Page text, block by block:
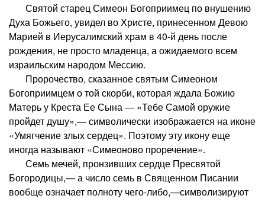
Святой старец Симеон Богоприимец по внушению
Духа Божьего, увидел во Христе, принесенном Девою
Марией в Иерусалимский храм в 40-й день после
рождения, не просто младенца, а ожидаемого всем
израильским народом Мессию.
Пророчество, сказанное святым Симеоном
Богоприимцем о той скорби, которая ждала Божию
Матерь у Креста Ее Сына — «Тебе Самой оружие
пройдет душу»,— символически изображается на иконе
«Умягчение злых сердец». Поэтому эту икону еще
иногда называют «Симеоново проречение».
Семь мечей, пронзивших сердце Пресвятой
Богородицы,— а число семь в Священном Писании
вообще означает полноту чего-либо,—символизируют